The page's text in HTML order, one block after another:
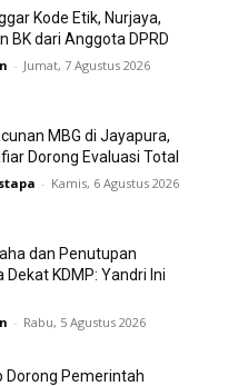
Kode Etik, Nurjaya,
BK dari Anggota DPRD
- Jumat, 7 Agustus 2026
MBG di Jayapura,
Dorong Evaluasi Total
- Kamis, 6 Agustus 2026
dan Penutupan
Dekat KDMP: Yandri Ini
- Rabu, 5 Agustus 2026
Dorong Pemerintah